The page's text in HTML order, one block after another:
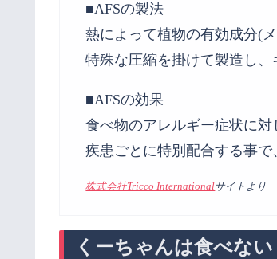
■AFSの製法
熱によって植物の有効成分(
特殊な圧縮を掛けて製造し
■AFSの効果
食べ物のアレルギー症状に
疾患ごとに特別配合する事
株式会社Tricco Internationalサイトより
くーちゃんは食べない